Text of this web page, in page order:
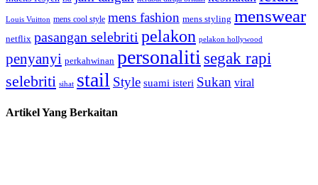
Louis Vuitton mens cool style mens fashion mens styling menswear
netflix pasangan selebriti pelakon pelakon hollywood
penyanyi perkahwinan personaliti segak rapi
selebriti sihat stail Style suami isteri Sukan viral
Artikel Yang Berkaitan